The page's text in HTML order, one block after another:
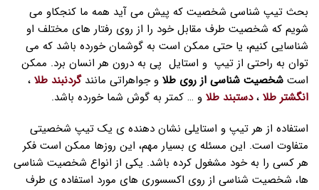
بحث تیپ شناسی شخصیت که پیش می آید همه ما کنجکاو می
شویم که شخصیت طرف مقابل خود را از روی رفتار های مختلف او
شناسایی کنیم، یا حتی ممکن است به گوشمان خورده باشد که می
توان به راحتی از تیپ و استایل پی به درون هر انسان برد. ممکن
است شخصیت شناسی از روی طلا و جواهراتی مانندگردنبند طلا ،
انگشتر طلا ،دستبند طلا و … کمتر به گوش شما خورده باشد.
استفاده از هر تیپ و استایلی نشان دهنده ی یک تیپ شخصیتی
متفاوت است. این مسئله ی بسیار مهم، این روزها ممکن است فکر
هر کسی را به خود مشغول کرده باشد. یکی از انواع شخصیت شناسی
ها، شخصیت شناسی از روی اکسسوری های مورد استفاده ی طرف